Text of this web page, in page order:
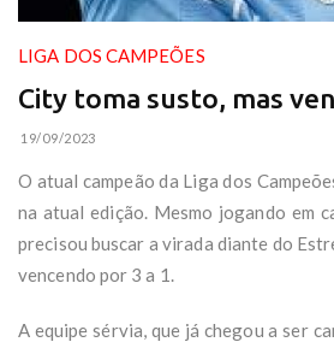
LIGA DOS CAMPEÕES
City toma susto, mas
19/09/2023
O atual campeão da Liga dos
na atual edição. Mesmo jogando em
precisou buscar a virada diante do
vencendo por 3 a 1.
A equipe sérvia, que já chegou a ser